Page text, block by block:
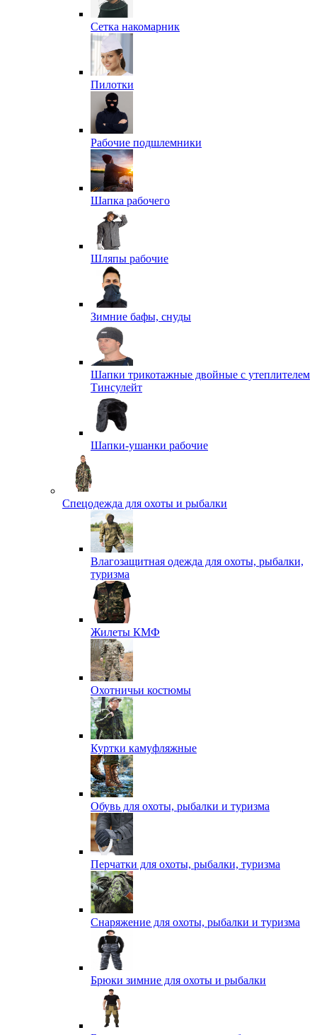
Сетка накомарник
Пилотки
Рабочие подшлемники
Шапка рабочего
Шляпы рабочие
Зимние бафы, снуды
Шапки трикотажные двойные с утеплителем
Тинсулейт
Шапки-ушанки рабочие
Спецодежда для охоты и рыбалки
Влагозащитная одежда для охоты, рыбалки,
туризма
Жилеты КМФ
Охотничьи костюмы
Куртки камуфляжные
Обувь для охоты, рыбалки и туризма
Перчатки для охоты, рыбалки, туризма
Снаряжение для охоты, рыбалки и туризма
Брюки зимние для охоты и рыбалки